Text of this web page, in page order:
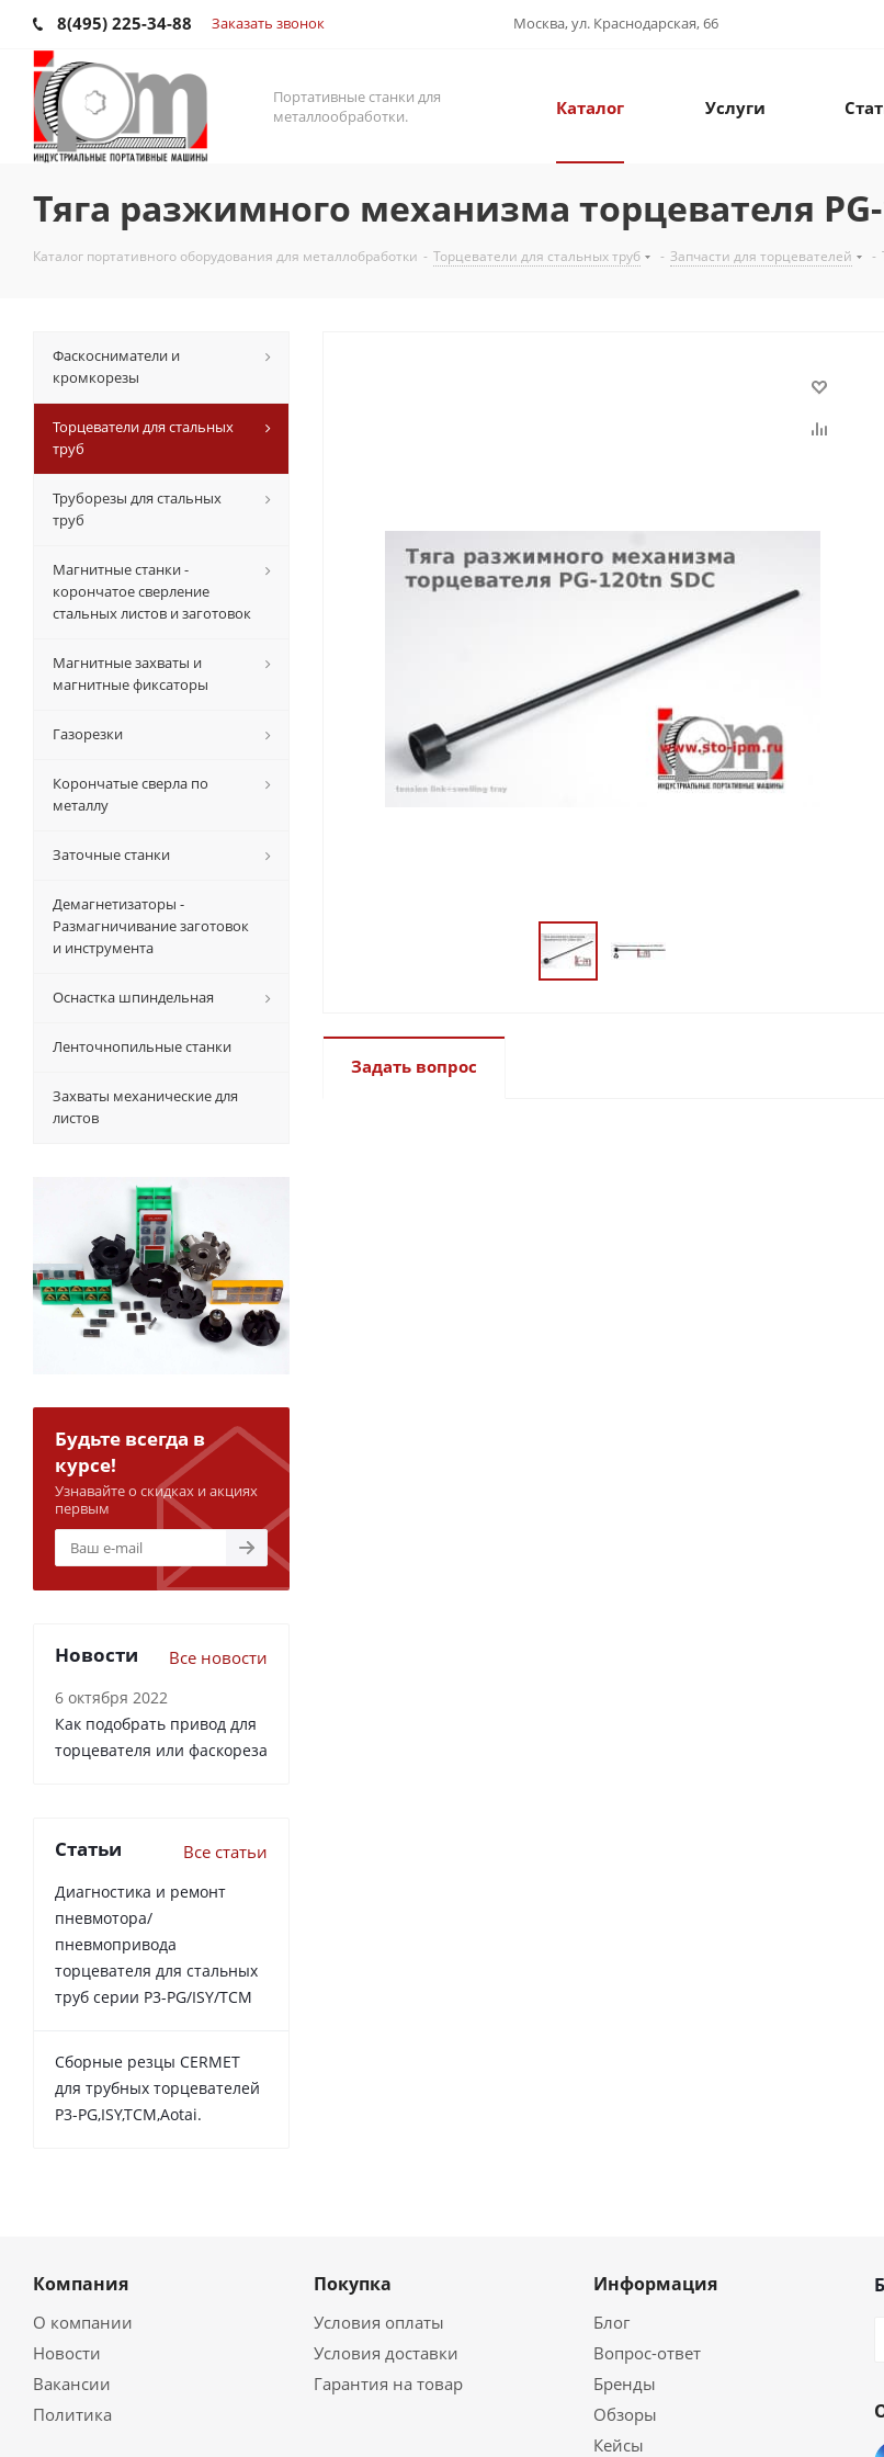
8(495) 225-34-88 Заказать звонок Москва, ул. Краснодарская, 66
Портативные станки для
металлообработки.
Каталог Услуги
Тяга разжимного механизма торцевателя PG-
Каталог портативного оборудования для металлобработки - Торцеватели для стальных труб - Запчасти для торцевателей -
Задать вопрос
Фаскосниматели и
кромкорезы
Торцеватели для стальных
труб
Труборезы для стальных
труб
Магнитные станки -
корончатое сверление
стальных листов и заготовок
Магнитные захваты и
магнитные фиксаторы
Газорезки
Корончатые сверла по
металлу
Заточные станки
Демагнетизаторы -
Размагничивание заготовок
и инструмента
Оснастка шпиндельная
Ленточнопильные станки
Захваты механические для
листов
Будьте всегда в
курсе!
Узнавайте о скидках и акциях
первым
Новости Все новости
6 октября 2022
Как подобрать привод для
торцевателя или фаскореза
Статьи Все статьи
Диагностика и ремонт
пневмотора/
пневмопривода
торцевателя для стальных
труб серии P3-PG/ISY/TCM
Сборные резцы CERMET
для трубных торцевателей
P3-PG,ISY,TCM,Aotai.
Компания
О компании
Новости
Вакансии
Политика
Покупка
Условия оплаты
Условия доставки
Гарантия на товар
Информация
Блог
Вопрос-ответ
Бренды
Обзоры
Кейсы